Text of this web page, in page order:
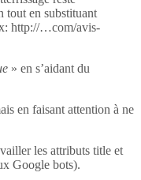
tout en substituant
http://…com/avis-
» en s’aidant du
en faisant attention à ne
les attributs title et
Google bots).